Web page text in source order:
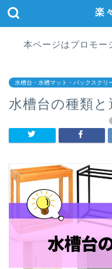
楽
本ページはプロモー
水槽台・水槽マット・バックスクリ
水槽台の種類と